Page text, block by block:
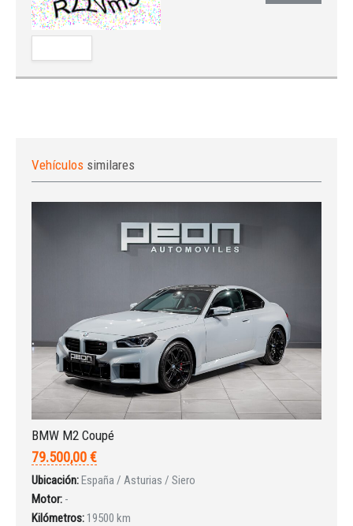
¿Ha olvidado la contraseña?
Vehículos similares
BMW M2 Coupé
79.500,00 €
Ubicación:España / Asturias / Siero
Motor: -
Kilómetros: 19500 km